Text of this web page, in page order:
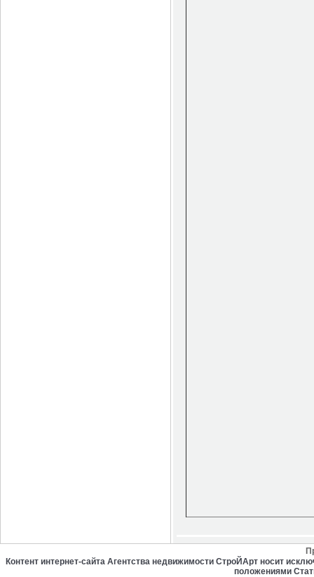
Контент интернет-сайта Агентства недвижимости СтроЙАрт носит
положениями